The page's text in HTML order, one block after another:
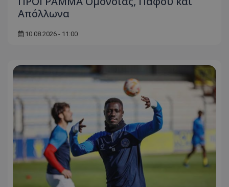
Απόλλωνα
10.08.2026 - 11:00